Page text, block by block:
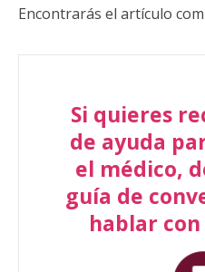
Encontrarás el artículo
Si quieres
de ayuda
el médico,
guía de
hablar